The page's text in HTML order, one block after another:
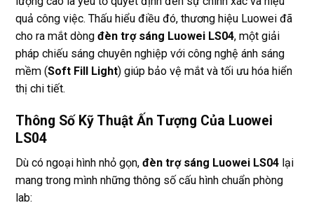
quả công việc. Thấu hiểu điều đó, thương hiệu Luowei đã
cho ra mắt dòng đèn trợ sáng Luowei LS04, một giải
pháp chiếu sáng chuyên nghiệp với công nghệ ánh sáng
mềm (Soft Fill Light) giúp bảo vệ mắt và tối ưu hóa hiển
thị chi tiết.
Thông Số Kỹ Thuật Ấn Tượng Của Luowei
LS04
Dù có ngoại hình nhỏ gọn, đèn trợ sáng Luowei LS04 lại
mang trong mình những thông số cấu hình chuẩn phòng
lab: